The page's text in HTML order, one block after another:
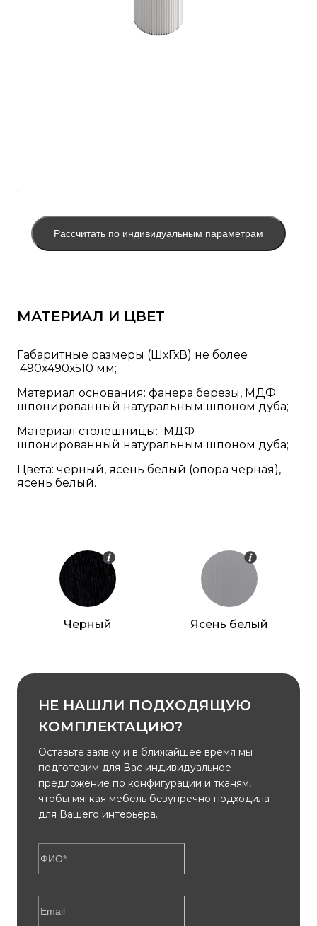
.
Рассчитать по индивидуальным параметрам
МАТЕРИАЛ И ЦВЕТ
Габаритные размеры (ШхГхВ) не более
490х490х510 мм;
Материал основания: фанера березы, МДФ
шпонированный натуральным шпоном дуба;
Материал столешницы: МДФ
шпонированный натуральным шпоном дуба;
Цвета: черный, ясень белый (опора черная),
ясень белый.
Черный Ясень белый
НЕ НАШЛИ ПОДХОДЯЩУЮ
КОМПЛЕКТАЦИЮ?
Оставьте заявку и в ближайшее время мы
подготовим для Вас индивидуальное
предложение по конфигурации и тканям,
чтобы мягкая мебель безупречно подходила
для Вашего интерьера.